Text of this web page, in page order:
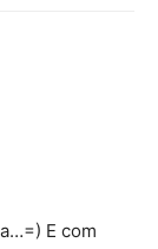
E com